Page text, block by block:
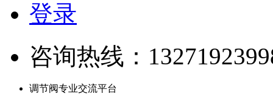
登录
咨询热线：
调节阀专业交流平台